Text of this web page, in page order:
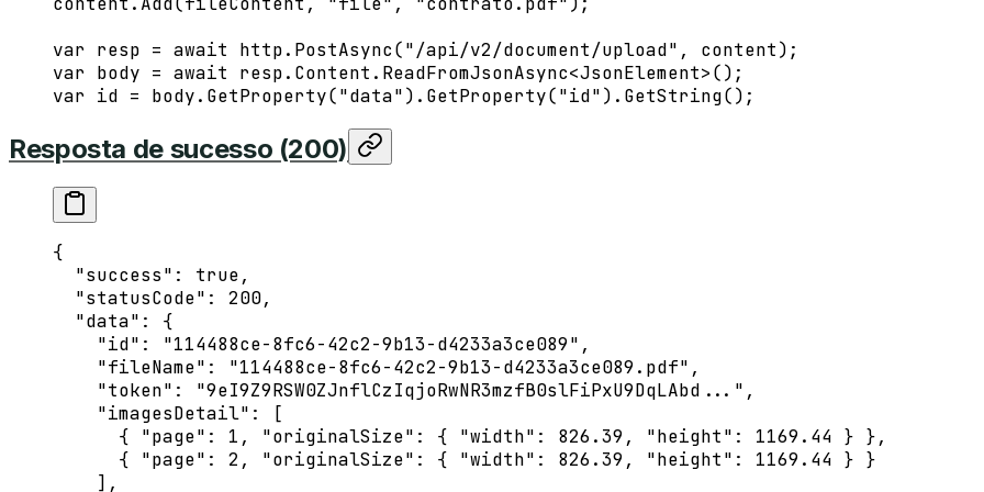
var resp = await http. PostAsync("/api/v2/document/upload" , content);
var body = await resp.Content. ReadFromJsonAsync<JsonElement>();
var id = body. GetProperty("data"). GetProperty("id"). GetString();
Resposta de sucesso (200)
{
  "success"
: true,
  "statusCode"
: 200,
  "data"
: {
    "id"
: "114488ce-8fc6-42c2-9b13-d4233a3ce089" ,
    "fileName"
: "114488ce-8fc6-42c2-9b13-d4233a3ce089.pdf" ,
    "token"
: "9eI9Z9RSW0ZJnflCzIqjoRwNR3mzfB0slFiPxU9DqLAbd..." ,
    "imagesDetail"
: [
      {
"page" : 1 , "originalSize" : { "width" : 826.39 , "height" : 1169.44 } },
      {
"page" : 2 , "originalSize" : { "width" : 826.39 , "height" : 1169.44 } }
    ],